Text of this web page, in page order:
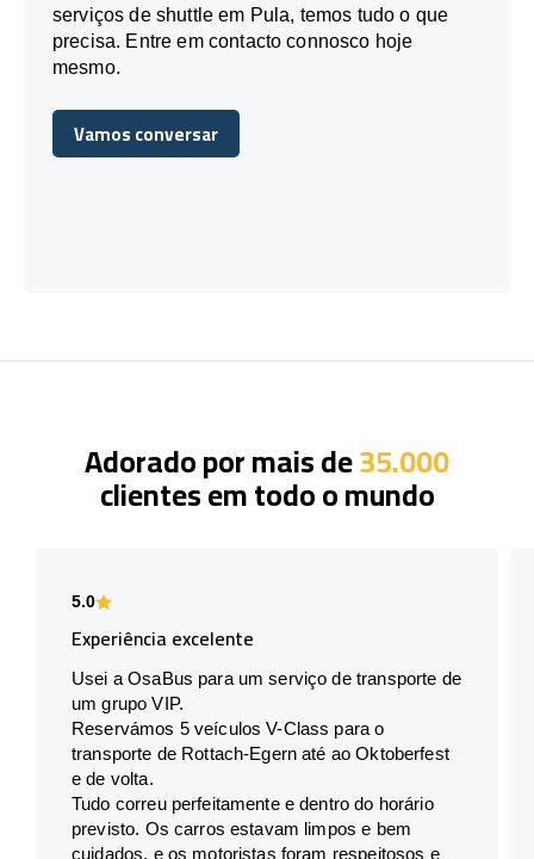
serviços de shuttle em Pula, temos tudo o que
precisa. Entre em contacto connosco hoje
mesmo.
Vamos conversar
Vamos conversar
Adorado por mais de35.000
clientes em todo o mundo
5.0
Experiência excelente
Usei a OsaBus para um serviço de transporte de
um grupo VIP.
Reservámos 5 veículos V-Class para o
transporte de Rottach-Egern até ao Oktoberfest
e de volta.
Tudo correu perfeitamente e dentro do horário
previsto. Os carros estavam limpos e bem
cuidados, e os motoristas foram respeitosos e